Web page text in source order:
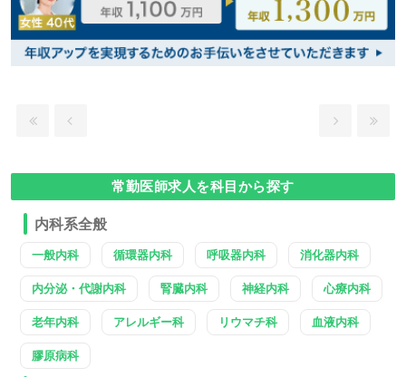
常勤医師求人を科目から探す
内科系全般
一般内科 循環器内科 呼吸器内科 消化器内科
内分泌・代謝内科 腎臓内科 神経内科 心療内科
老年内科 アレルギー科 リウマチ科 血液内科
膠原病科